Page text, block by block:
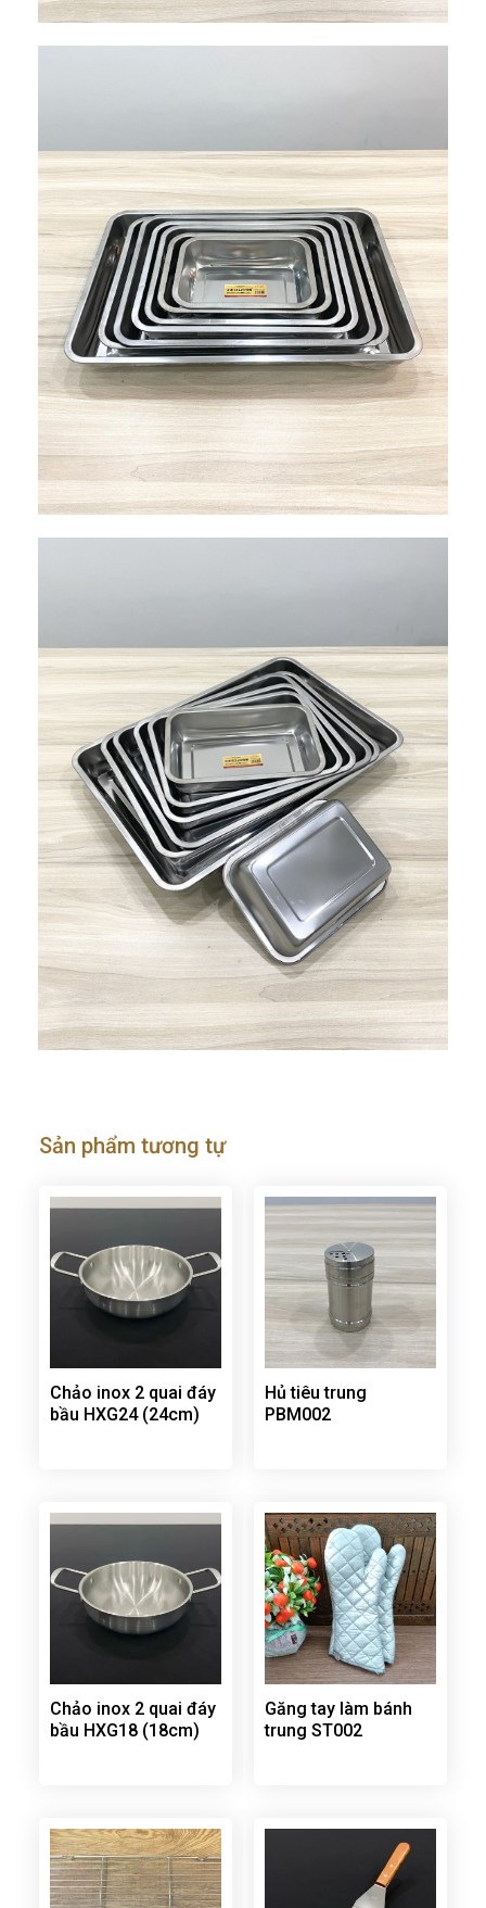
Sản phẩm tương tự
Chảo inox 2 quai đáy
bầu HXG24 (24cm)
Hủ tiêu trung
PBM002
Chảo inox 2 quai đáy
bầu HXG18 (18cm)
Găng tay làm bánh
trung ST002